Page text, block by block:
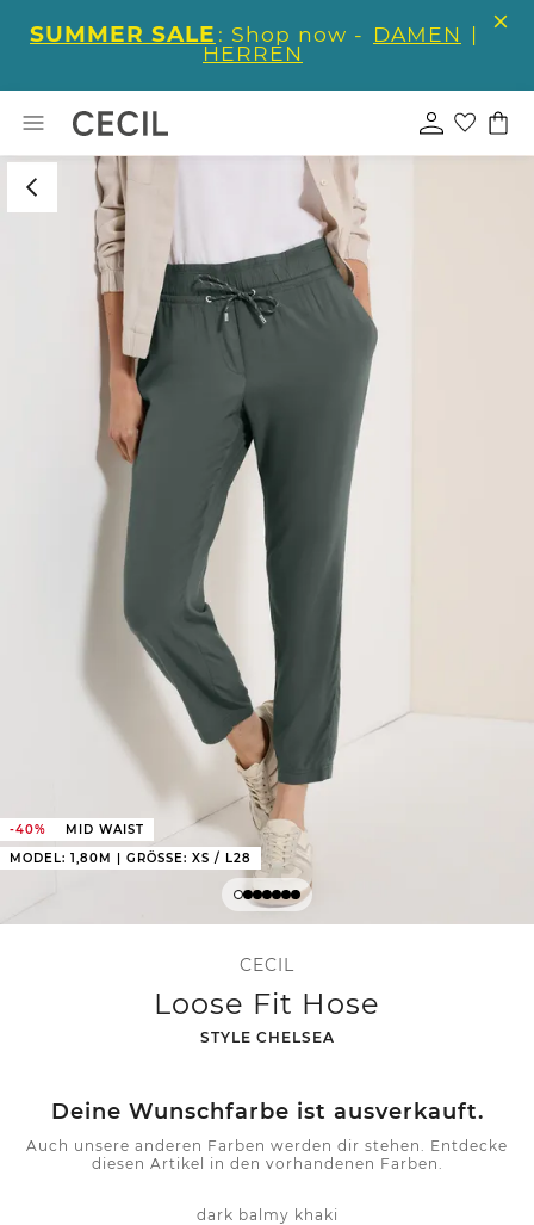
SUMMER SALE : Shop now - DAMEN |
HERREN
-40%
MID WAIST
MODEL: 1,80M | GRÖSSE: XS / L28
CECIL
Loose Fit Hose
-
STYLE CHELSEA
Deine Wunschfarbe ist ausverkauft.
Auch unsere anderen Farben werden dir stehen. Entdecke
diesen Artikel in den vorhandenen Farben.
dark balmy khaki